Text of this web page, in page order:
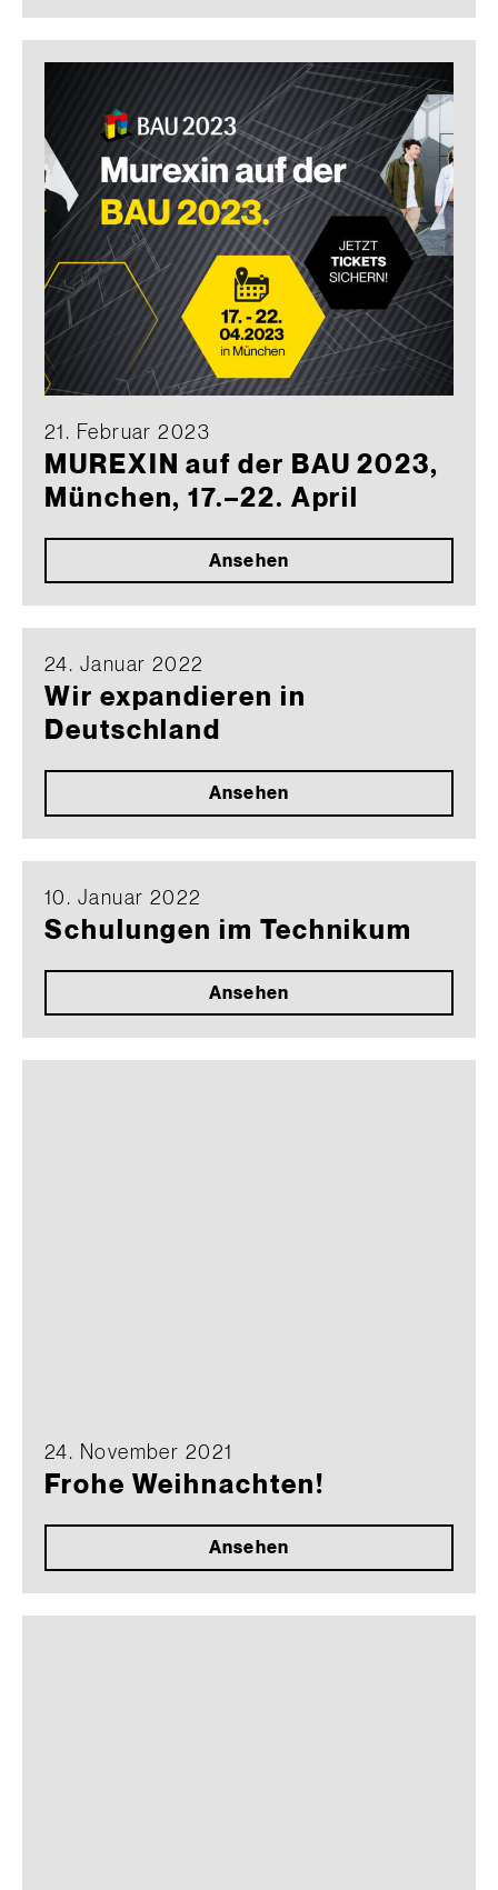
21. Februar 2023
MUREXIN auf der BAU 2023,
München, 17.–22. April
Ansehen
24. Januar 2022
Wir expandieren in
Deutschland
Ansehen
10. Januar 2022
Schulungen im Technikum
Ansehen
24. November 2021
Frohe Weihnachten!
Ansehen